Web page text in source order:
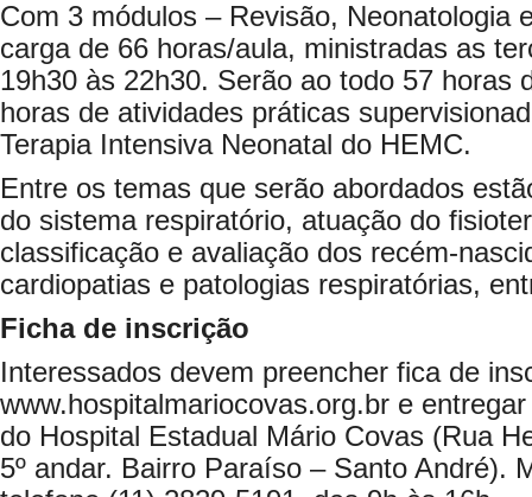
Com 3 módulos – Revisão, Neonatologia
carga de 66 horas/aula, ministradas as
19h30 às 22h30. Serão ao todo 57 horas
horas de atividades práticas
Terapia Intensiva Neonatal do HEMC.
Entre os temas que serão abordados
do sistema respiratório, atuação do
classificação e avaliação dos recém-
cardiopatias e patologias respiratórias,
Ficha de inscrição
Interessados devem preencher fica de
www.hospitalmariocovas.org.br e
do Hospital Estadual Mário Covas (Rua
5º andar. Bairro Paraíso – Santo André).